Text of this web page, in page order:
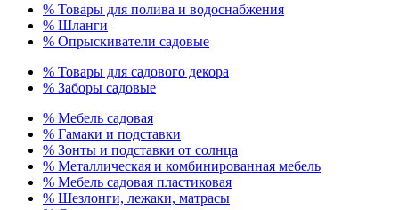
% Товары для полива и водоснабжения
% Шланги
% Опрыскиватели садовые
% Товары для садового декора
% Заборы садовые
% Мебель садовая
% Гамаки и подставки
% Зонты и подставки от солнца
% Металлическая и комбинированная мебель
% Мебель садовая пластиковая
% Шезлонги, лежаки, матрасы